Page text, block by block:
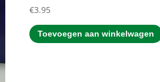
€3.95
Toevoegen aan winkelwagen